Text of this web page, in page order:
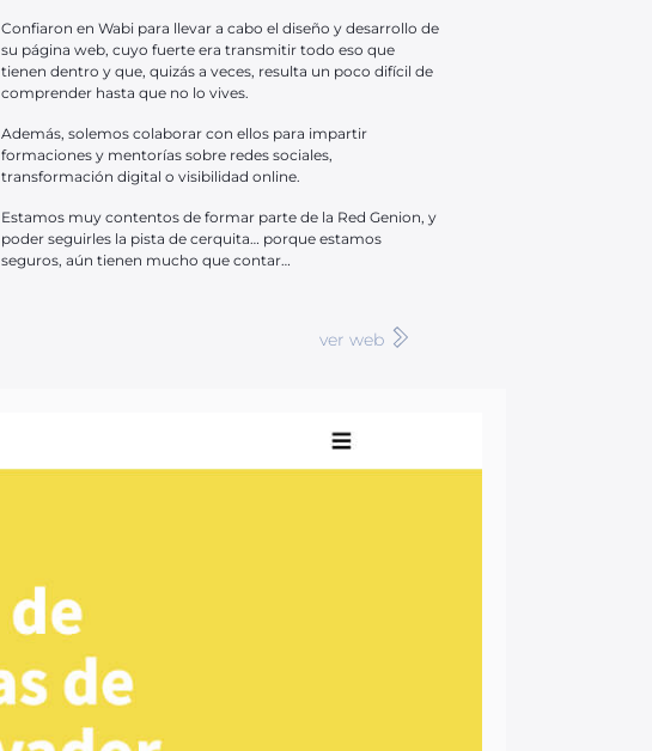
Confiaron en Wabi para llevar a cabo el diseño y desarrollo de
su página web, cuyo fuerte era transmitir todo eso que
tienen dentro y que, quizás a veces, resulta un poco difícil de
comprender hasta que no lo vives.
Además, solemos colaborar con ellos para impartir
formaciones y mentorías sobre redes sociales,
transformación digital o visibilidad online.
Estamos muy contentos de formar parte de la Red Genion, y
poder seguirles la pista de cerquita… porque estamos
seguros, aún tienen mucho que contar…
ver web